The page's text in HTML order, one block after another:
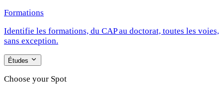
Formations
Identifie les formations, du CAP au doctorat, toutes les voies,
sans exception.
Études
Choose your Spot